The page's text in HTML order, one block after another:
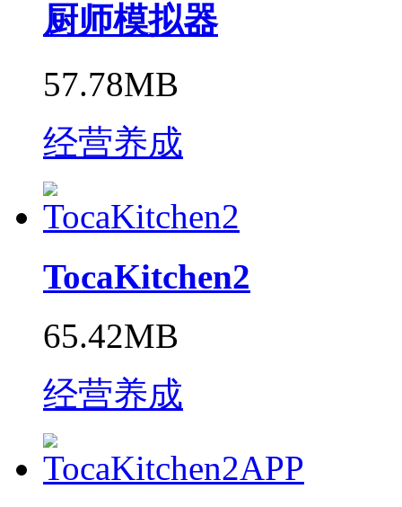
厨师模拟器
57.78MB
经营养成
TocaKitchen2
65.42MB
经营养成